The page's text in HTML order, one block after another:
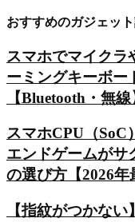
おすすめのガジェッ
スマホでマイクラ
ーミングキーボー
【Bluetooth・無線
スマホCPU（SoC
エンドゲームがサ
の選び方【2026年
【指紋がつかな